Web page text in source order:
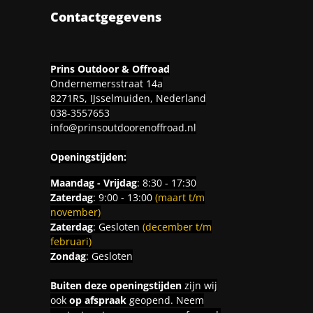
Contactgegevens
Prins Outdoor & Offroad
Ondernemersstraat 14a
8271RS, IJsselmuiden, Nederland
038-3557653
info@prinsoutdoorenoffroad.nl
Openingstijden:
Maandag - Vrijdag: 8:30 - 17:30
Zaterdag: 9:00 - 13:00 (maart t/m
november)
Zaterdag: Gesloten (december t/m
februari)
Zondag: Gesloten
Buiten deze openingstijdenzijn wij
ook op afspraakgeopend. Neem